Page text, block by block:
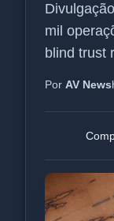
mil
blind trust
Por AV News